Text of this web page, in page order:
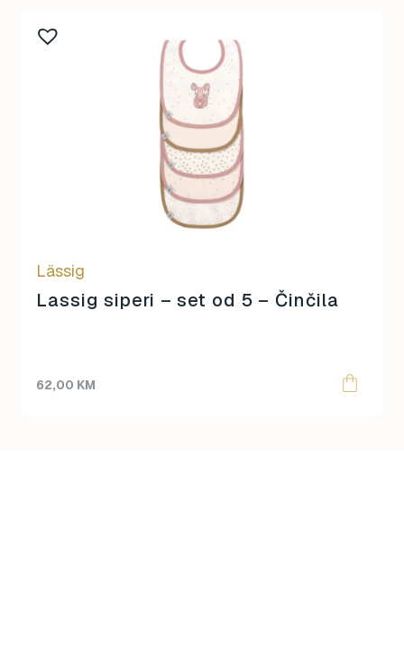
Lässig
Lassig siperi – set od 5 – Činčila
62,00 KM